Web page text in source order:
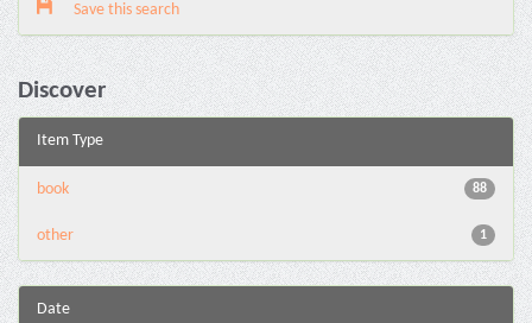
Save this search
Discover
Item Type
88
book
1
other
Date